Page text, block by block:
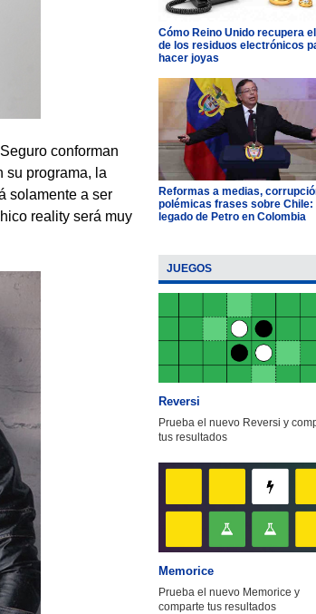
conforman
su programa, la
solamente a ser
reality será muy
Cómo Reino Unido recupera
de los residuos electrónicos
hacer joyas
Reformas a medias,
polémicas frases sobre Chile:
legado de Petro en Colombia
JUEGOS
Reversi
Prueba el nuevo Reversi y
tus resultados
Memorice
Prueba el nuevo Memorice y
comparte tus resultados